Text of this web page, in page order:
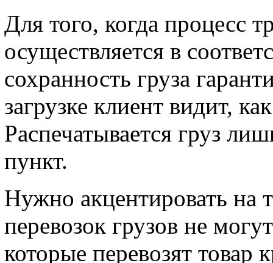
Для того, когда процесс
осуществляется в
сохранность груза
загрузке клиент видит,
Распечатывается груз
пункт.
Нужно акцентировать на
перевозок грузов не
которые перевозят